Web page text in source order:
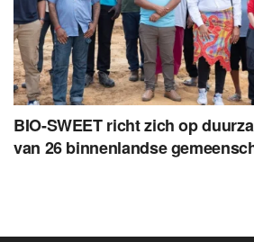
BIO-SWEET richt zich op
van 26 binnenlandse